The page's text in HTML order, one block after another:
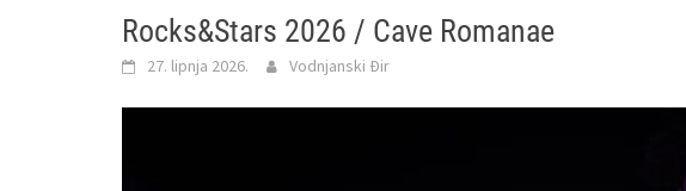
Rocks&Stars 2026 / Cave Romanae
27. lipnja 2026. Vodnjanski Đir